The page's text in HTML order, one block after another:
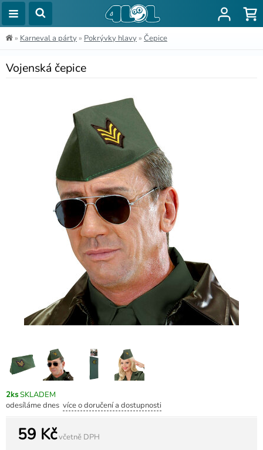
» Karneval a párty » Pokrývky hlavy » Čepice
Vojenská čepice
2ksSKLADEM
odesíláme dnes více o doručení a dostupnosti
59 Kčvčetně DPH